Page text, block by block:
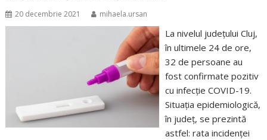
20 decembrie 2021 mihaela.ursan
La nivelul județului Cluj,
în ultimele 24 de ore,
32 de persoane au
fost confirmate pozitiv
cu infecție COVID-19.
Situația epidemiologică,
în județ, se prezintă
astfel: rata incidenței